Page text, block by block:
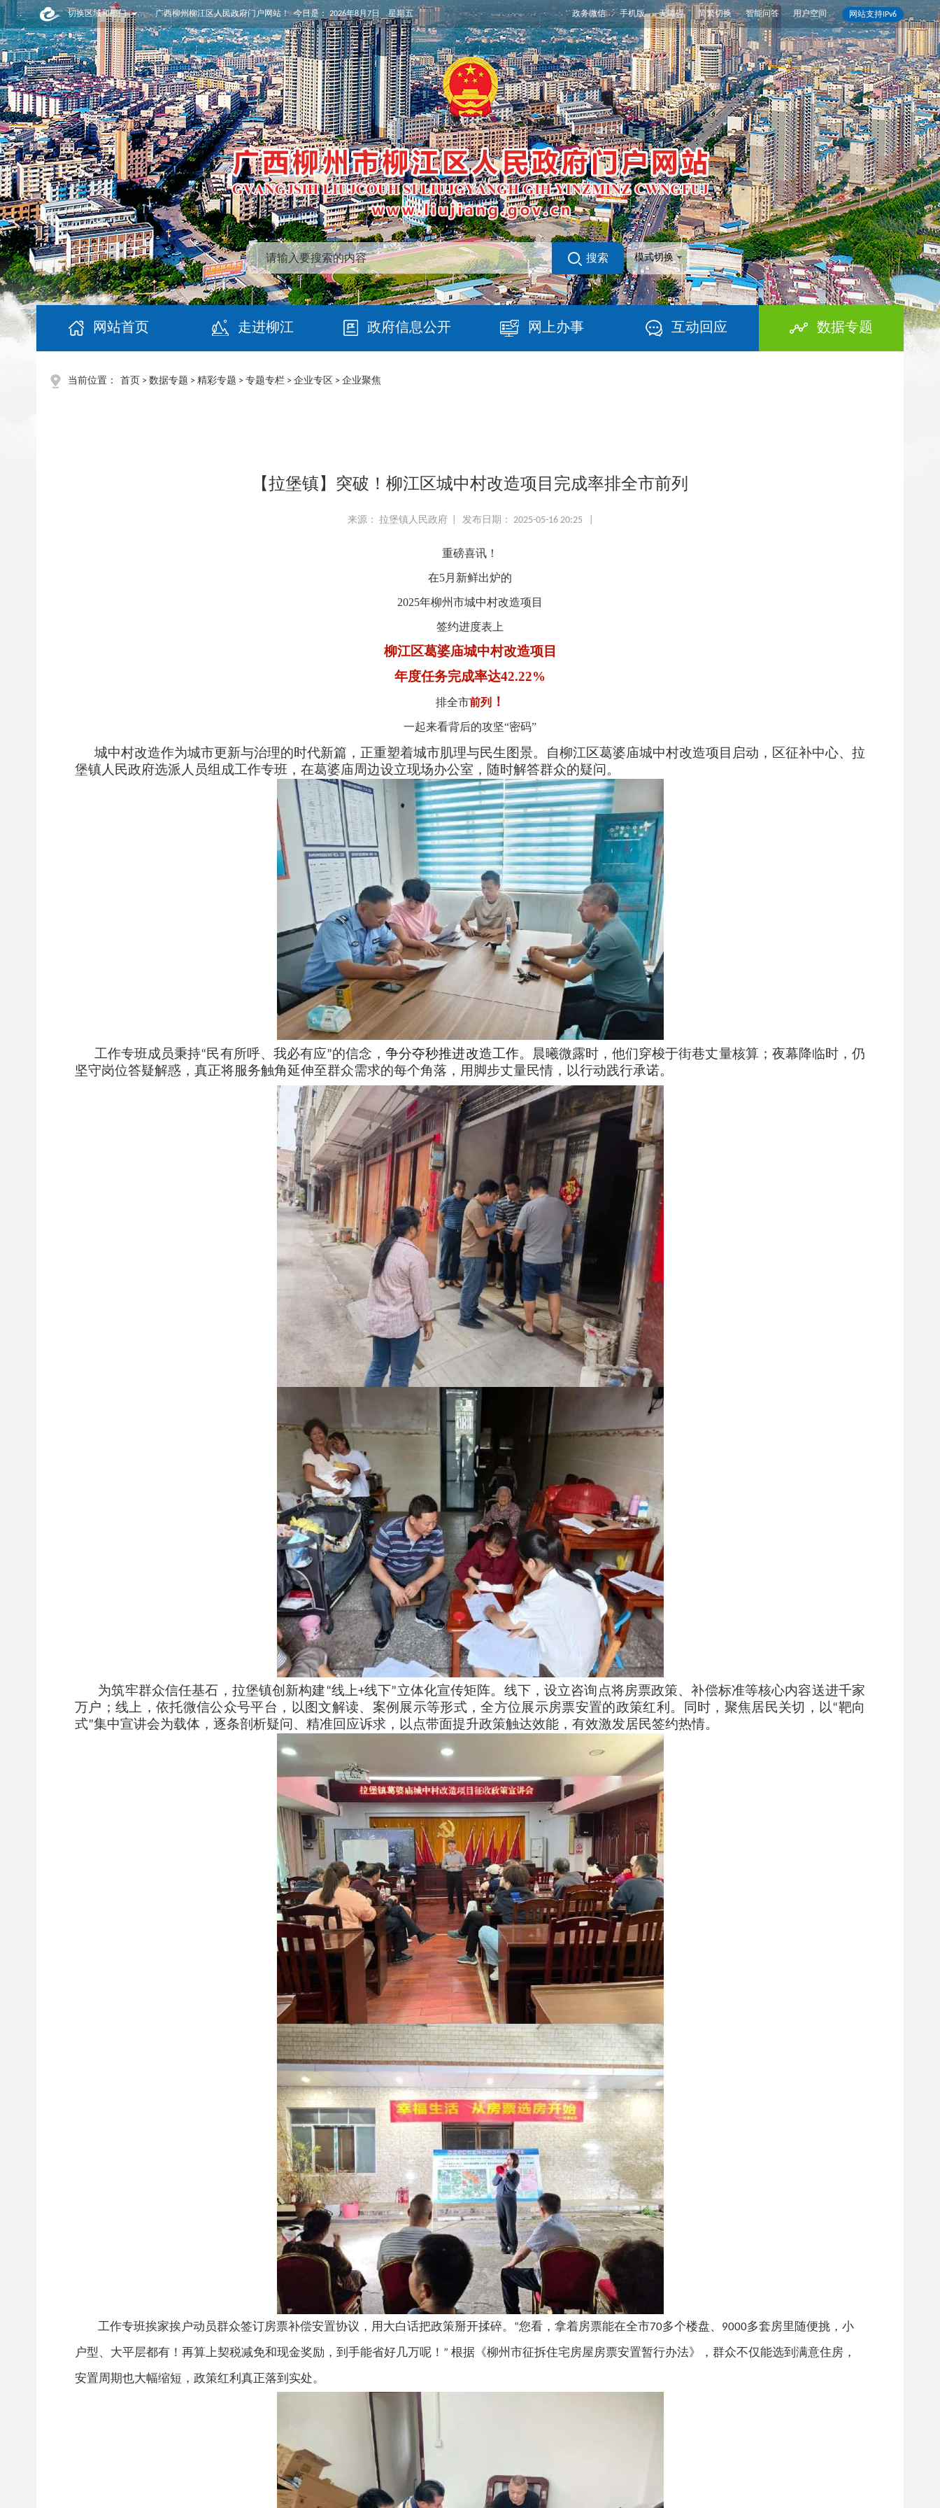
切换区域和部门 网站支持IPv6
政务微信 手机版 无障碍 简繁切换 智能问答 用户空间
广西柳州柳江区人民政府门户网站！ 今日是：2026年8月7日 星期五
搜索 模式切换
网站首页 走进柳江 政府信息公开 网上办事 互动回应 数据专题
当前位置： 首页 > 数据专题 > 精彩专题 > 专题专栏 > 企业专区 > 企业聚焦
【拉堡镇】突破！柳江区城中村改造项目完成率排全市前列
来源： 拉堡镇人民政府 | 发布日期： 2025-05-16 20:25 |
重磅喜讯！
在5月新鲜出炉的
2025年柳州市城中村改造项目
签约进度表上
柳江区葛婆庙城中村改造项目
年度任务完成率达42.22%
排全市前列！
一起来看背后的攻坚“密码”
城中村改造作为城市更新与治理的时代新篇，正重塑着城市肌理与民生图景。自柳江区葛婆庙城中村改造项目启动，区征补中心、拉
堡镇人民政府选派人员组成工作专班，在葛婆庙周边设立现场办公室，随时解答群众的疑问。
工作专班成员秉持“ 民有所呼、我必有应”的信念，争分夺秒推进改造工作。晨曦微露时，他们穿梭于街巷丈量核算；夜幕降临时，仍
坚守岗位答疑解惑，真正将服务触角延伸至群众需求的每个角落，用脚步丈量民情，以行动践行承诺。
为筑牢群众信任基石，拉堡镇创新构建“线上+线下”立体化宣传矩阵。线下，设立咨询点将房票政策、补偿标准等核心内容送进千家
万户；线上，依托微信公众号平台，以图文解读、案例展示等形式，全方位展示房票安置的政策红利。同时，聚焦居民关切，以“靶向
式”集中宣讲会为载体，逐条剖析疑问、精准回应诉求，以点带面提升政策触达效能，有效激发居民签约热情。
工作专班挨家挨户动员群众签订房票补偿安置协议，用大白话把政策掰开揉碎。 “您看，拿着房票能在全市70多个楼盘、 9000多套房里随便挑，小
户型、大平层都有！再算上契税减免和现金奖励，到手能省好几万呢！ ” 根据《柳州市征拆住宅房屋房票安置暂行办法》，群众不仅能选到满意住房，
安置周期也大幅缩短，政策红利真正落到实处。